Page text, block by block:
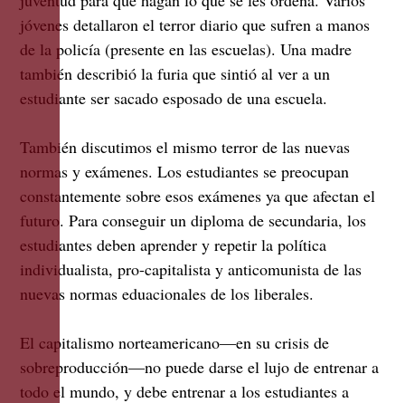
jóvenes detallaron el terror diario que sufren a manos
de la policía (presente en las escuelas). Una madre
también describió la furia que sintió al ver a un
estudiante ser sacado esposado de una escuela.
También discutimos el mismo terror de las nuevas
normas y exámenes. Los estudiantes se preocupan
constantemente sobre esos exámenes ya que afectan el
futuro. Para conseguir un diploma de secundaria, los
estudiantes deben aprender y repetir la política
individualista, pro-capitalista y anticomunista de las
nuevas normas eduacionales de los liberales.
El capitalismo norteamericano—en su crisis de
sobreproducción—no puede darse el lujo de entrenar a
todo el mundo, y debe entrenar a los estudiantes a